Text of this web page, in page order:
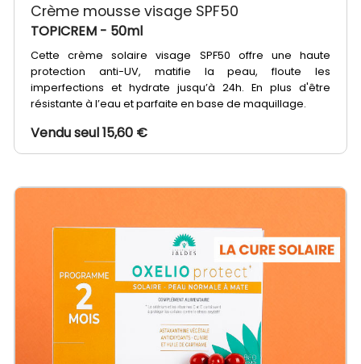
Crème mousse visage SPF50
TOPICREM - 50ml
Cette crème solaire visage SPF50 offre une haute
protection anti-UV, matifie la peau, floute les
imperfections et hydrate jusqu’à 24h. En plus d'être
résistante à l’eau et parfaite en base de maquillage.
Vendu seul 15,60 €